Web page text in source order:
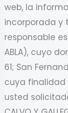
web, la
incorporada y
responsable es
ABLA), cuyo
61; San
cuya finalidad
usted